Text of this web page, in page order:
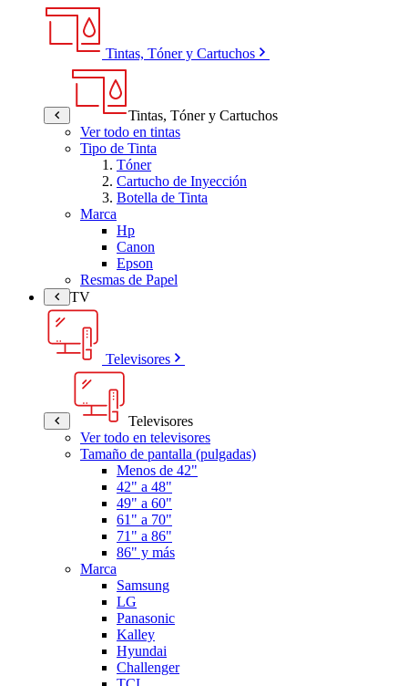
Tintas, Tóner y Cartuchos
Tintas, Tóner y Cartuchos
Ver todo en tintas
Tipo de Tinta
Tóner
Cartucho de Inyección
Botella de Tinta
Marca
Hp
Canon
Epson
Resmas de Papel
TV
Televisores
Televisores
Ver todo en televisores
Tamaño de pantalla (pulgadas)
Menos de 42"
42" a 48"
49" a 60"
61" a 70"
71" a 86"
86" y más
Marca
Samsung
LG
Panasonic
Kalley
Hyundai
Challenger